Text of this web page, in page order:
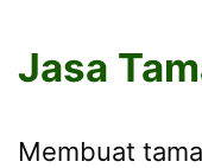
Jasa
Membuat